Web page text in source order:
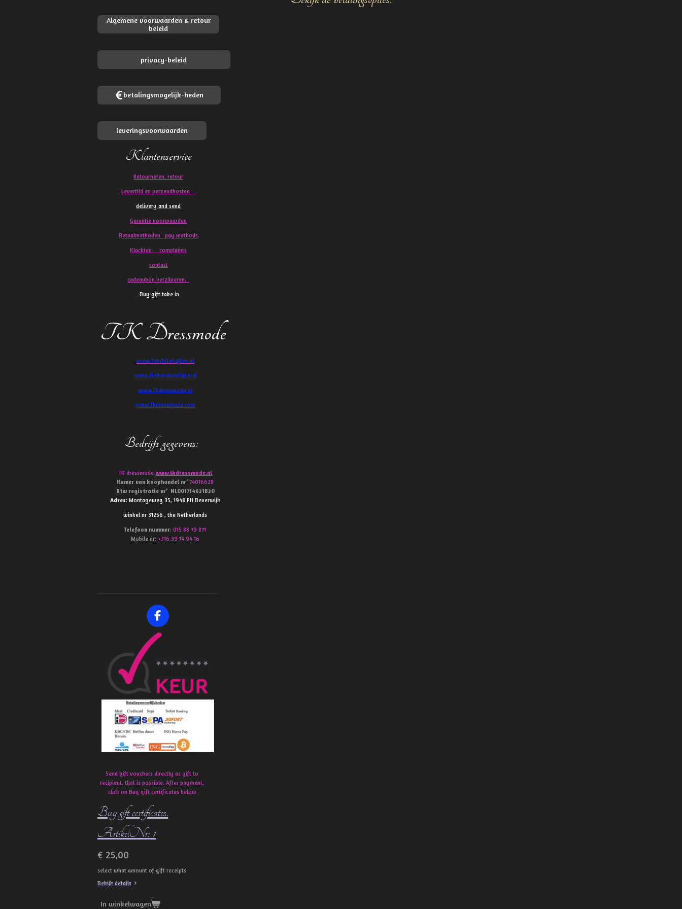
Algemene voorwaarden & retour
beleid
privacy-beleid
betalingsmogelijk-heden
leveringsvoorwaarden
Klantenservice
Retourneren. retour
Levertijd en verzendkosten
delivery and send
Garantie voorwaarden
Betaalmethoden pay methods
Klachten complaints
contact
cadeaubon verzilveren.
Buy gift take in
TK Dressmode
www.TakchitaKaftan.nl
www.djellababoutique.nl
www.TKdressmode.nl
www.Tkdressmode.com
Bedrijfs gegevens:
TK dressmode www.tkdressmode.nl
Kamer van koophandelnr’ 74016628
Btw registratie nr’ NL001714621B20
Adres: Montageweg 35, 1948 PH Beverwijk
winkel nr 31256 , the Netherlands
Telefoon nummer: 015 88 79 871
Mobile nr: +316 39 14 94 16
F
a
c
b
o
k
Send gift vouchers directly as gift to
recipient, that is possible. After payment,
click on Buy gift certificates below
Buy gift certificates.
ArtikelNr: 1
€ 25,00
select what amount of gift receipts
Bekijk details
In winkelwagen